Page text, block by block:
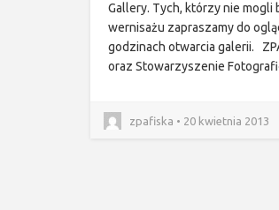
Gallery. Tych, którzy nie mogli
wernisażu zapraszamy do
godzinach otwarcia galerii.
oraz Stowarzyszenie
zpafiska • 20 kwietnia 2013